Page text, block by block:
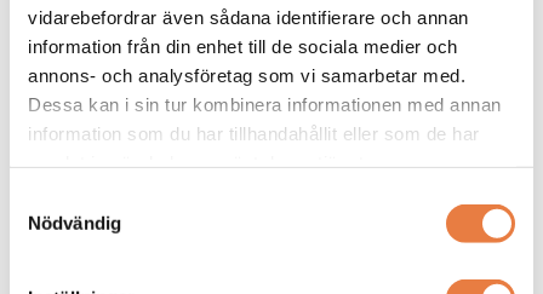
vidarebefordrar även sådana identifierare och annan
information från din enhet till de sociala medier och
annons- och analysföretag som vi samarbetar med.
Dessa kan i sin tur kombinera informationen med annan
information som du har tillhandahållit eller som de har
Nödvändig
Skillnaden mellan isolerat och direktjordat nät
Vi reder ut skillnaderna mellan direktjordat nät (oftast TN